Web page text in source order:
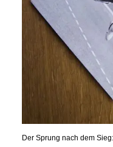
Der Sprung nach dem